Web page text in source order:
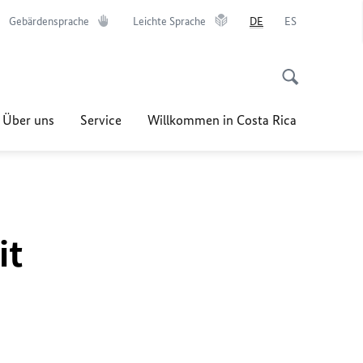
Gebärdensprache Leichte Sprache DE ES
Über uns Service Willkommen in Costa Rica